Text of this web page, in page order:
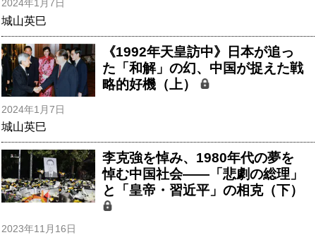
2024年1月7日
城山英巳
《1992年天皇訪中》日本が追っ
た「和解」の幻、中国が捉えた戦
略的好機（上）
2024年1月7日
城山英巳
李克強を悼み、1980年代の夢を
悼む中国社会――「悲劇の総理」
と「皇帝・習近平」の相克（下）
2023年11月16日